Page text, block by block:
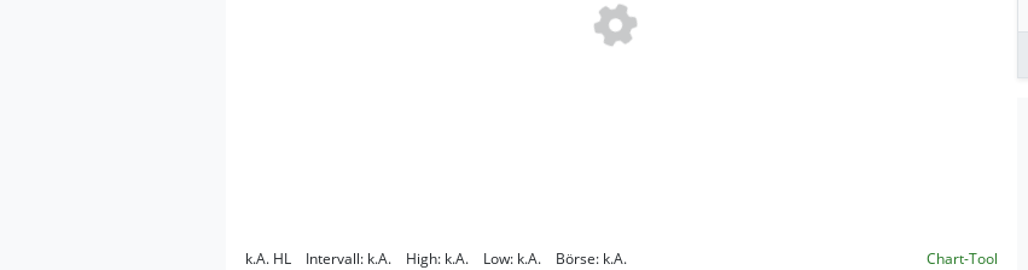
k.A. HL Intervall: k.A. High: k.A. Low: k.A. Börse: k.A. Chart-Tool